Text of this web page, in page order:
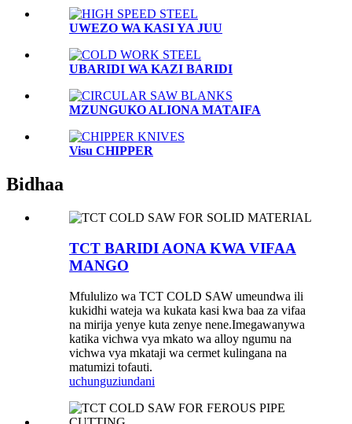
UWEZO WA KASI YA JUU
UBARIDI WA KAZI BARIDI
MZUNGUKO ALIONA MATAIFA
Visu CHIPPER
Bidhaa
TCT BARIDI AONA KWA VIFAA
MANGO
Mfululizo wa TCT COLD SAW umeundwa ili
kukidhi wateja wa kukata kasi kwa baa za vifaa
na mirija yenye kuta zenye nene.Imegawanywa
katika vichwa vya mkato wa alloy ngumu na
vichwa vya mkataji wa cermet kulingana na
matumizi tofauti.
uchunguziundani